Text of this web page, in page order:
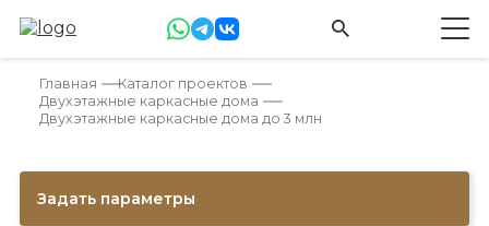
Главная
Каталог проектов
Двухэтажные каркасные дома
Двухэтажные каркасные дома до 3 млн
Задать параметры